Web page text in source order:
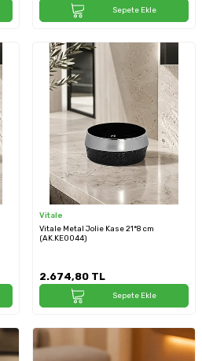
Sepete Ekle
Vitale
Vitale Metal Jolie Kase 21*8 cm
(AK.KE0044)
2.674,80 TL
Sepete Ekle